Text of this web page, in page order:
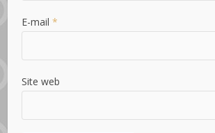
E-mail*
Site web